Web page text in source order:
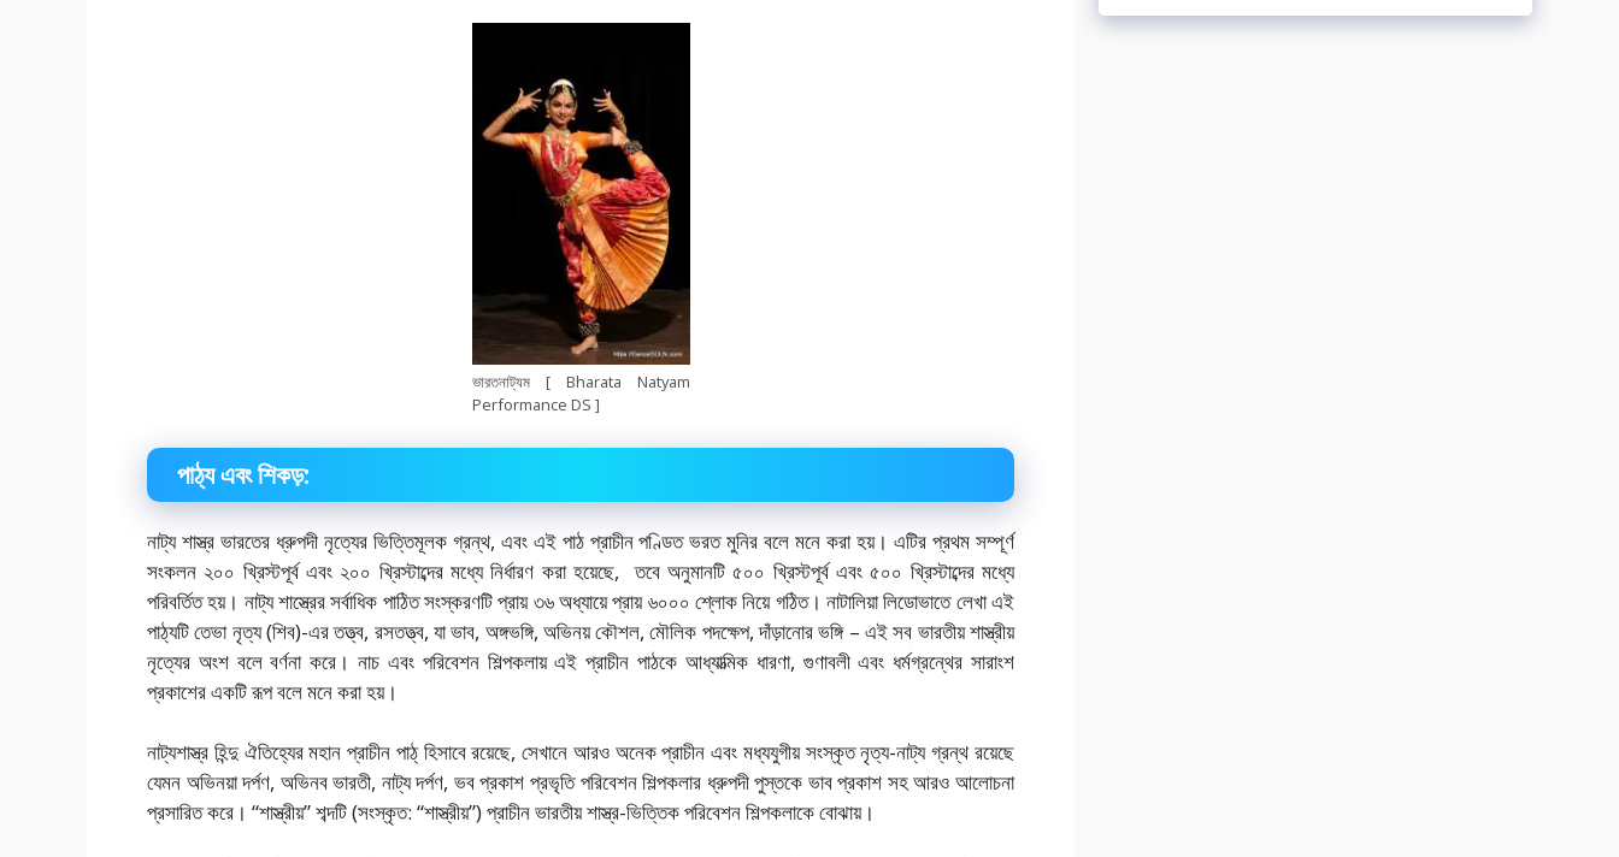
ভারতনাট্যম [ Bharata Natyam
Performance DS ]
পাঠ্য এবং শিকড়:
নাট্য শাস্ত্র ভারতের ধ্রুপদী নৃত্যের ভিত্তিমূলক গ্রন্থ, এবং এই পাঠ প্রাচীন পণ্ডিত ভরত মুনির বলে মনে করা হয়। এটির প্রথম সম্পূর্ণ
সংকলন ২০০ খ্রিস্টপূর্ব এবং ২০০ খ্রিস্টাব্দের মধ্যে নির্ধারণ করা হয়েছে, তবে অনুমানটি ৫০০ খ্রিস্টপূর্ব এবং ৫০০ খ্রিস্টাব্দের মধ্যে
পরিবর্তিত হয়। নাট্য শাস্ত্রের সর্বাধিক পাঠিত সংস্করণটি প্রায় ৩৬ অধ্যায়ে প্রায় ৬০০০ শ্লোক নিয়ে গঠিত। নাটালিয়া লিডোভাতে লেখা এই
পাঠ্যটি তেভা নৃত্য (শিব)-এর তত্ত্ব, রসতত্ত্ব, যা ভাব, অঙ্গভঙ্গি, অভিনয় কৌশল, মৌলিক পদক্ষেপ, দাঁড়ানোর ভঙ্গি – এই সব ভারতীয় শাস্ত্রীয়
নৃত্যের অংশ বলে বর্ণনা করে। নাচ এবং পরিবেশন শিল্পকলায় এই প্রাচীন পাঠকে আধ্যাত্মিক ধারণা, গুণাবলী এবং ধর্মগ্রন্থের সারাংশ
প্রকাশের একটি রূপ বলে মনে করা হয়।
নাট্যশাস্ত্র হিন্দু ঐতিহ্যের মহান প্রাচীন পাঠ্ হিসাবে রয়েছে, সেখানে আরও অনেক প্রাচীন এবং মধ্যযুগীয় সংস্কৃত নৃত্য-নাট্য গ্রন্থ রয়েছে
যেমন অভিনয়া দর্পণ, অভিনব ভারতী, নাট্য দর্পণ, ভব প্রকাশ প্রভৃতি পরিবেশন শিল্পকলার ধ্রুপদী পুস্তকে ভাব প্রকাশ সহ আরও আলোচনা
প্রসারিত করে। “শাস্ত্রীয়” শব্দটি (সংস্কৃত: “শাস্ত্রীয়”) প্রাচীন ভারতীয় শাস্ত্র-ভিত্তিক পরিবেশন শিল্পকলাকে বোঝায়।